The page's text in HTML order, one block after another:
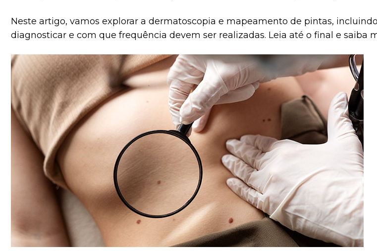
Neste artigo, vamos explorar a dermatoscopia e mapeamento de pintas,
diagnosticar e com que frequência devem ser realizadas. Leia até o final e saiba